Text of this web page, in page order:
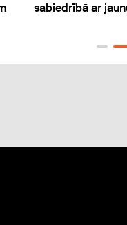
ar jaunu mīļoto